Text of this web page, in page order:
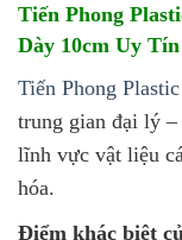
Tiến Phong
Dày 10cm Uy
Tiến Phong Plastic
trung gian đại lý
lĩnh vực vật liệu
hóa.
Điểm khác biệt